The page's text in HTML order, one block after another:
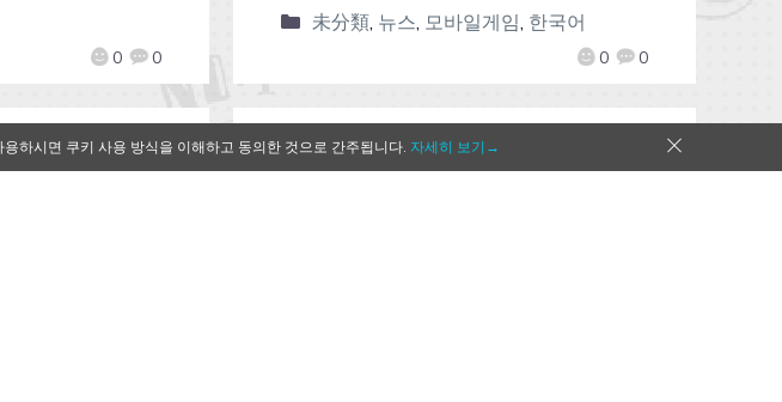
0 0 0 0
未分類 뉴스 모바일게임 한국어
하시면 쿠키 사용 방식을 이해하고 동의한 것으로 간주됩니다. 자세히 보기→